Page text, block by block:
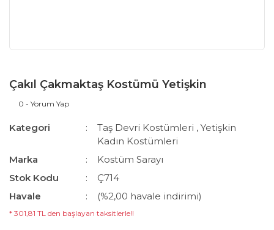
Çakıl Çakmaktaş Kostümü Yetişkin
0 - Yorum Yap
Kategori Taş Devri Kostümleri ,Yetişkin
Kadın Kostümleri
Marka
Kostüm Sarayı
Stok Kodu
Ç714
Havale
(%2,00 havale indirimi)
* 301,81 TL den başlayan taksitlerle!!